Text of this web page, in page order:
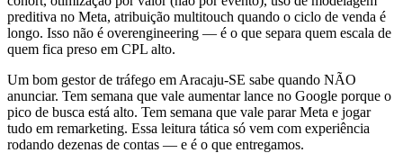
preditiva no Meta, atribuição multitouch quando o ciclo de venda é
longo. Isso não é overengineering — é o que separa quem escala de
quem fica preso em CPL alto.
Um bom gestor de tráfego em Aracaju-SE sabe quando NÃO
anunciar. Tem semana que vale aumentar lance no Google porque o
pico de busca está alto. Tem semana que vale parar Meta e jogar
tudo em remarketing. Essa leitura tática só vem com experiência
rodando dezenas de contas — e é o que entregamos.